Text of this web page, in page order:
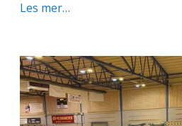
Les mer…